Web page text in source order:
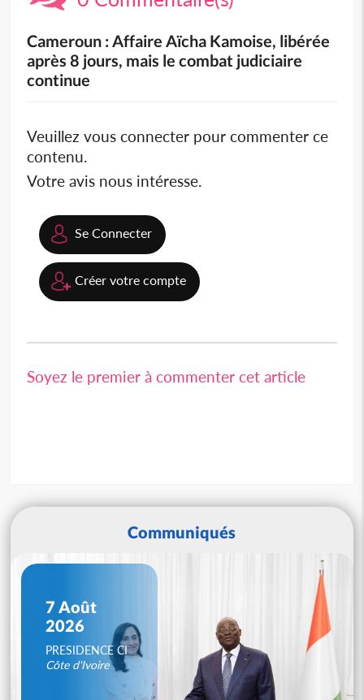
Cameroun : Affaire Aïcha Kamoise, libérée
après 8 jours, mais le combat judiciaire
continue
Veuillez vous connecter pour commenter ce
contenu.
Votre avis nous intéresse.
Se Connecter
Créer votre compte
Soyez le premier à commenter cet article
Communiqués
7 Août
2026
PRESIDENCE CI
Côte d'Ivoire